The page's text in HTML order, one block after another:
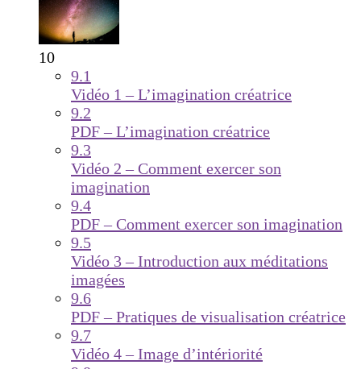
10
9.1
Vidéo 1 – L’imagination créatrice
9.2
PDF – L’imagination créatrice
9.3
Vidéo 2 – Comment exercer son
imagination
9.4
PDF – Comment exercer son imagination
9.5
Vidéo 3 – Introduction aux méditations
imagées
9.6
PDF – Pratiques de visualisation créatrice
9.7
Vidéo 4 – Image d’intériorité